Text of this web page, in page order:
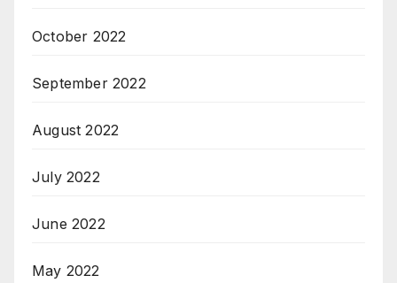
October 2022
September 2022
August 2022
July 2022
June 2022
May 2022